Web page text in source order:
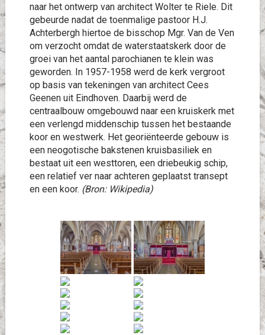
naar het ontwerp van architect Wolter te Riele. Dit
gebeurde nadat de toenmalige pastoor H.J.
Achterbergh hiertoe de bisschop Mgr. Van de Ven
om verzocht omdat de waterstaatskerk door de
groei van het aantal parochianen te klein was
geworden. In 1957-1958 werd de kerk vergroot
op basis van tekeningen van architect Cees
Geenen uit Eindhoven. Daarbij werd de
centraalbouw omgebouwd naar een kruiskerk met
een verlengd middenschip tussen het bestaande
koor en westwerk. Het georiënteerde gebouw is
een neogotische bakstenen kruisbasiliek en
bestaat uit een westtoren, een driebeukig schip,
een relatief ver naar achteren geplaatst transept
en een koor. (Bron: Wikipedia)